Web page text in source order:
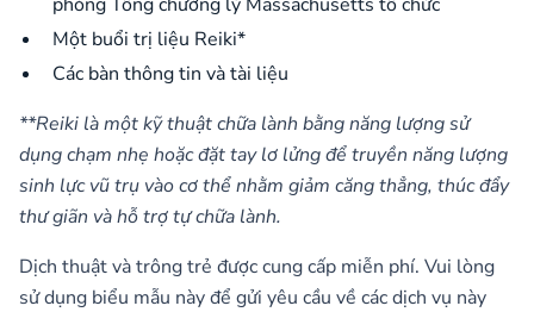
Một buổi trị liệu Reiki*
Các bàn thông tin và tài liệu
**Reiki là một kỹ thuật chữa lành bằng năng lượng sử
dụng chạm nhẹ hoặc đặt tay lơ lửng để truyền năng lượng
sinh lực vũ trụ vào cơ thể nhằm giảm căng thẳng, thúc đẩy
thư giãn và hỗ trợ tự chữa lành.
Dịch thuật và trông trẻ được cung cấp miễn phí. Vui lòng
sử dụng biểu mẫu này để gửi yêu cầu về các dịch vụ này